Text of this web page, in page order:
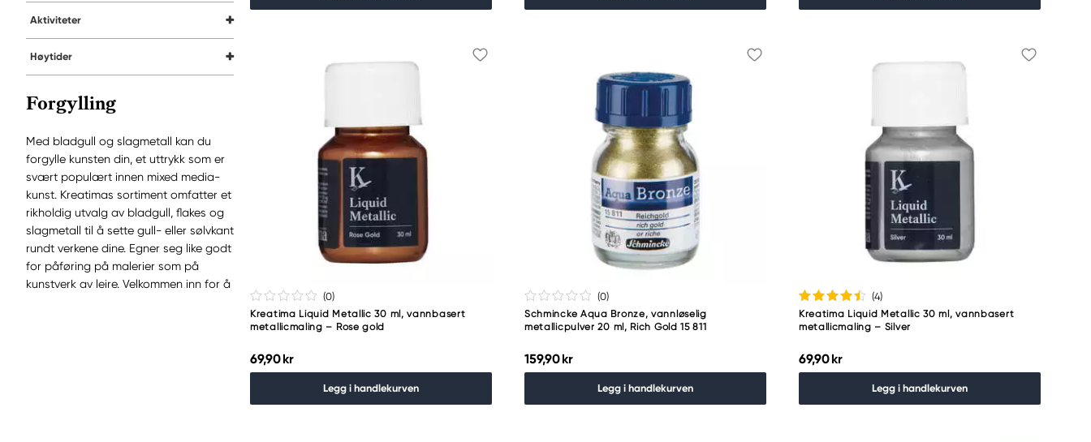
Aktiviteter
Høytider
Forgylling
Med bladgull og slagmetall kan du
forgylle kunsten din, et uttrykk som er
svært populært innen mixed media-
kunst. Kreatimas sortiment omfatter et
rikholdig utvalg av bladgull, flakes og
slagmetall til å sette gull- eller sølvkant
rundt verkene dine. Egner seg like godt
for påføring på malerier som på
kunstverk av leire. Velkommen inn for å
(0)
Kreatima Liquid Metallic 30 ml, vannbasert
metallicmaling – Rose gold
69,90 kr
Legg i handlekurven
(0)
Schmincke Aqua Bronze, vannløselig
metallicpulver 20 ml, Rich Gold 15 811
159,90 kr
Legg i handlekurven
(4)
Kreatima Liquid Metallic 30 ml, vannbasert
metallicmaling – Silver
69,90 kr
Legg i handlekurven